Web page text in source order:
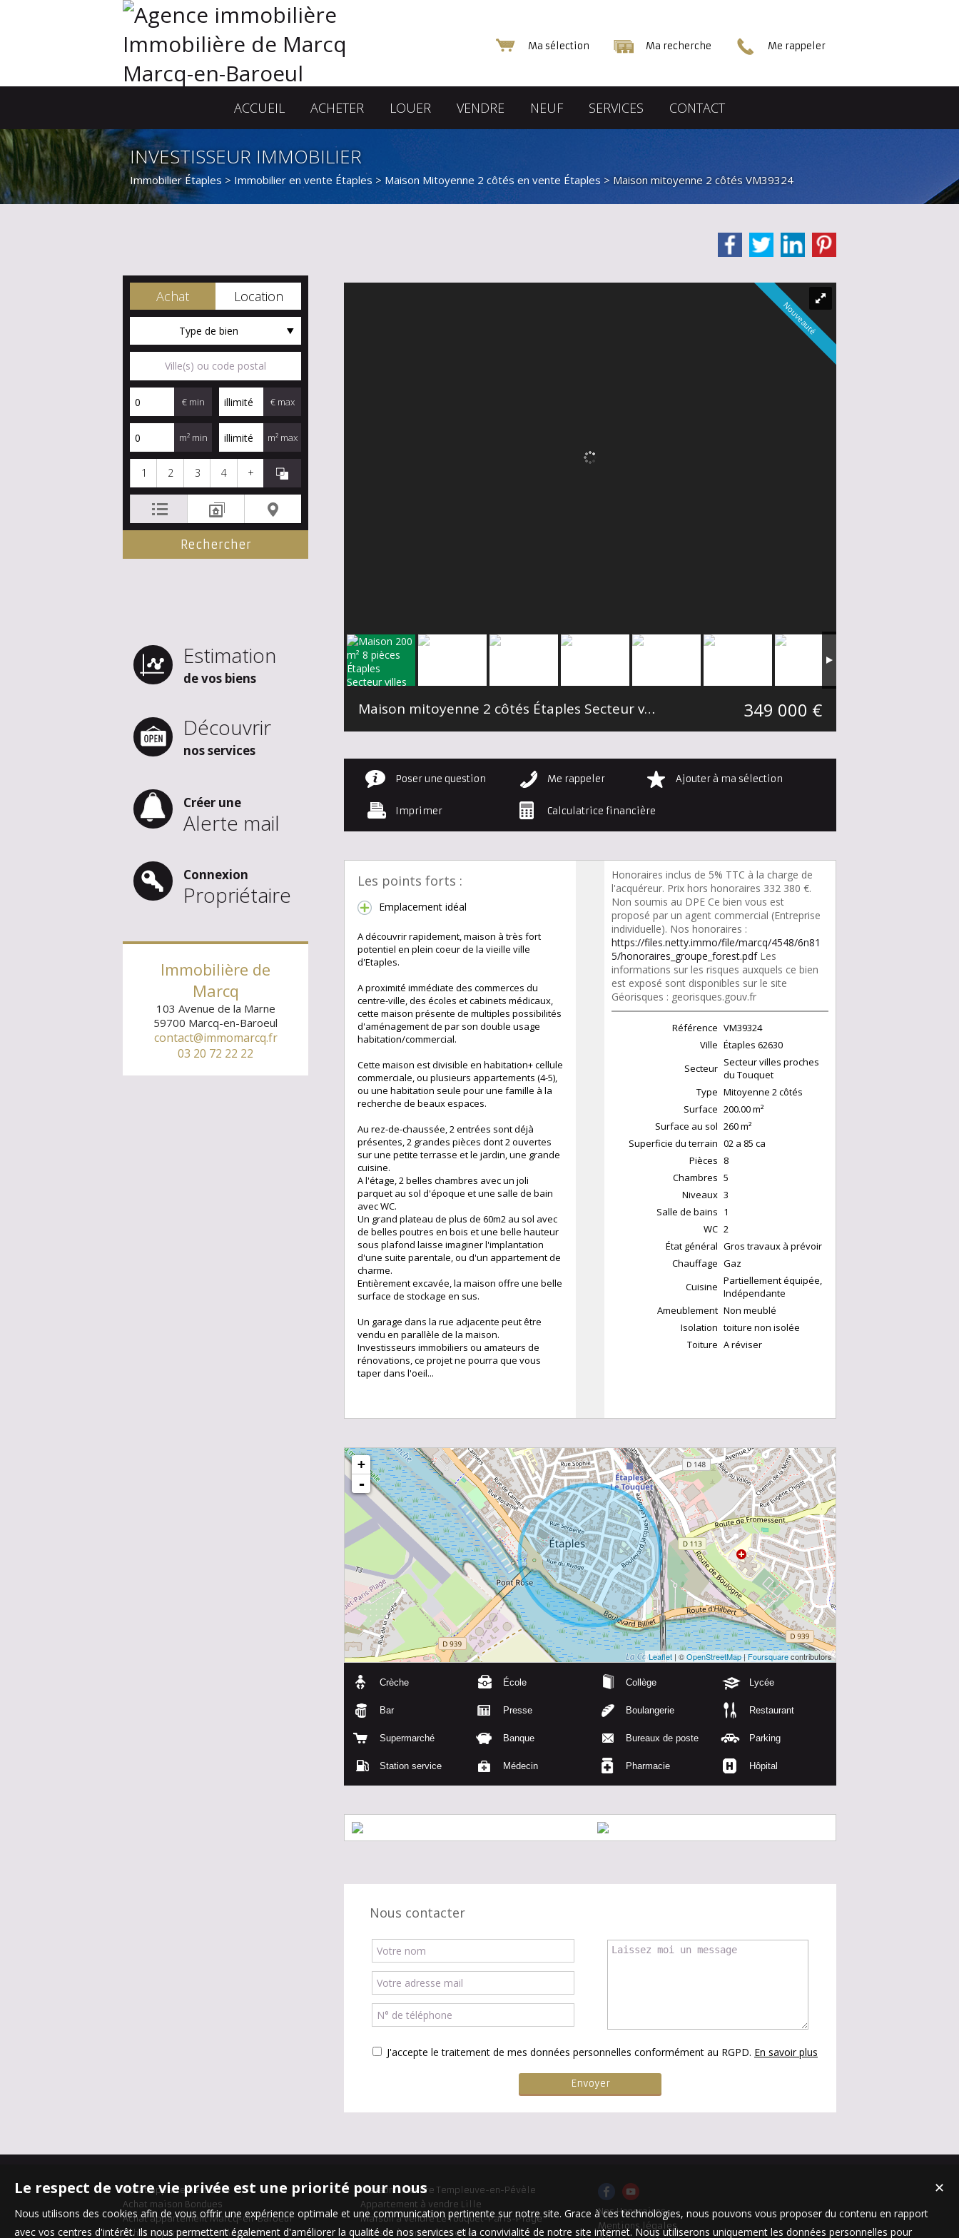
Me rappeler
Ma recherche
Ma sélection
ACCUEIL ACHETER LOUER VENDRE NEUF SERVICES CONTACT
INVESTISSEUR IMMOBILIER
Immobilier Étaples > Immobilier en vente Étaples > Maison Mitoyenne 2 côtés en vente Étaples > Maison mitoyenne 2 côtés VM39324
Achat Location
Type de bien
€ min € max
m² min m² max
1 2 3 4 +
Estimation
de vos biens
Découvrir
nos services
Créer une
Alerte mail
Connexion
Propriétaire
Immobilière de
Marcq
103 Avenue de la Marne
59700 Marcq-en-Baroeul
contact@immomarcq.fr
03 20 72 22 22
Nouveauté
Maison mitoyenne 2 côtés Étaples Secteur villes proches du Touquet 200 m²
349 000 €
Poser une question Me rappeler Ajouter à ma sélection
Imprimer Calculatrice financière
Les points forts :
Emplacement idéal
A découvrir rapidement, maison à très fort
potentiel en plein coeur de la vieille ville
d'Etaples.
A proximité immédiate des commerces du
centre-ville, des écoles et cabinets médicaux,
cette maison présente de multiples possibilités
d'aménagement de par son double usage
habitation/commercial.
Cette maison est divisible en habitation+ cellule
commerciale, ou plusieurs appartements (4-5),
ou une habitation seule pour une famille à la
recherche de beaux espaces.
Au rez-de-chaussée, 2 entrées sont déjà
présentes, 2 grandes pièces dont 2 ouvertes
sur une petite terrasse et le jardin, une grande
cuisine.
A l'étage, 2 belles chambres avec un joli
parquet au sol d'époque et une salle de bain
avec WC.
Un grand plateau de plus de 60m2 au sol avec
de belles poutres en bois et une belle hauteur
sous plafond laisse imaginer l'implantation
d'une suite parentale, ou d'un appartement de
charme.
Entièrement excavée, la maison offre une belle
surface de stockage en sus.
Un garage dans la rue adjacente peut être
vendu en parallèle de la maison.
Investisseurs immobiliers ou amateurs de
rénovations, ce projet ne pourra que vous
taper dans l'oeil...
Honoraires inclus de 5% TTC à la charge de
l'acquéreur. Prix hors honoraires 332 380 €.
Non soumis au DPE Ce bien vous est
proposé par un agent commercial (Entreprise
individuelle). Nos honoraires :
https://files.netty.immo/file/marcq/4548/6n81
5/honoraires_groupe_forest.pdfLes
informations sur les risques auxquels ce bien
est exposé sont disponibles sur le site
Géorisques : georisques.gouv.fr
Référence VM39324
Ville Étaples 62630
Secteur Secteur villes proches
du Touquet
Type Mitoyenne 2 côtés
Surface 200.00m²
Surface au sol 260m²
Superficie du terrain 02 a 85 ca
Pièces 8
Chambres 5
Niveaux 3
Salle de bains 1
WC 2
État général Gros travaux à prévoir
Chauffage Gaz
Cuisine Partiellement équipée,
Indépendante
Ameublement Non meublé
Isolation toiture non isolée
Toiture A réviser
+
-
Leaflet | ©OpenStreetMap|Foursquarecontributors
Crèche École Collège Lycée
Bar Presse Boulangerie Restaurant
Supermarché Banque Bureaux de poste Parking
Station service Médecin Pharmacie Hôpital
Nous contacter
J'accepte le traitement de mes données personnelles conformément au RGPD. En savoir plus
Achat appartement Lille
Achat maison Bondues
Achat appartement Marcq-en-Baroeul
Achat appartement La Madeleine
Maison à vendre Templeuve-en-Pévèle
Appartement à vendre Lille
Maison à vendre Le Touquet-Paris-Plage
Maison à vendre Linselles
Nos Honoraires
Mentions légales
✕
Le respect de votre vie privée est une priorité pour nous
Nous utilisons des cookies afin de vous offrir une expérience optimale et une communication pertinente sur notre site. Grace à ces technologies, nous pouvons vous proposer du contenu en rapport
avec vos centres d'intérêt. Ils nous permettent également d'améliorer la qualité de nos services et la convivialité de notre site internet. Nous utiliserons uniquement les données personnelles pour